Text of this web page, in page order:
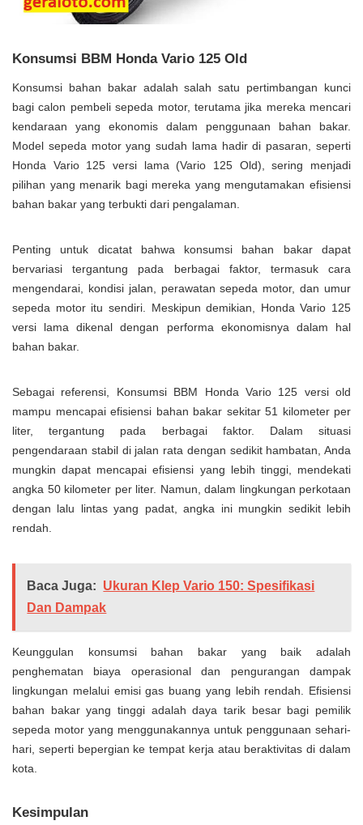
Konsumsi BBM Honda Vario 125 Old
Konsumsi bahan bakar adalah salah satu pertimbangan kunci
bagi calon pembeli sepeda motor, terutama jika mereka mencari
kendaraan yang ekonomis dalam penggunaan bahan bakar.
Model sepeda motor yang sudah lama hadir di pasaran, seperti
Honda Vario 125 versi lama (Vario 125 Old), sering menjadi
pilihan yang menarik bagi mereka yang mengutamakan efisiensi
bahan bakar yang terbukti dari pengalaman.
Penting untuk dicatat bahwa konsumsi bahan bakar dapat
bervariasi tergantung pada berbagai faktor, termasuk cara
mengendarai, kondisi jalan, perawatan sepeda motor, dan umur
sepeda motor itu sendiri. Meskipun demikian, Honda Vario 125
versi lama dikenal dengan performa ekonomisnya dalam hal
bahan bakar.
Sebagai referensi, Konsumsi BBM Honda Vario 125 versi old
mampu mencapai efisiensi bahan bakar sekitar 51 kilometer per
liter, tergantung pada berbagai faktor. Dalam situasi
pengendaraan stabil di jalan rata dengan sedikit hambatan, Anda
mungkin dapat mencapai efisiensi yang lebih tinggi, mendekati
angka 50 kilometer per liter. Namun, dalam lingkungan perkotaan
dengan lalu lintas yang padat, angka ini mungkin sedikit lebih
rendah.
Baca Juga: Ukuran Klep Vario 150: Spesifikasi
Dan Dampak
Keunggulan konsumsi bahan bakar yang baik adalah
penghematan biaya operasional dan pengurangan dampak
lingkungan melalui emisi gas buang yang lebih rendah. Efisiensi
bahan bakar yang tinggi adalah daya tarik besar bagi pemilik
sepeda motor yang menggunakannya untuk penggunaan sehari-
hari, seperti bepergian ke tempat kerja atau beraktivitas di dalam
kota.
Kesimpulan